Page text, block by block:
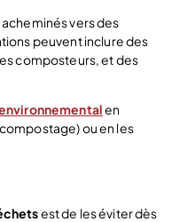
vers des
peuvent inclure des
composteurs, et des
en
ou en les
est de les éviter dès